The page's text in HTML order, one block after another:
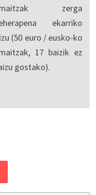
zerga
ekarriko
(50 euro / eusko-ko
17 baizik ez
gostako).